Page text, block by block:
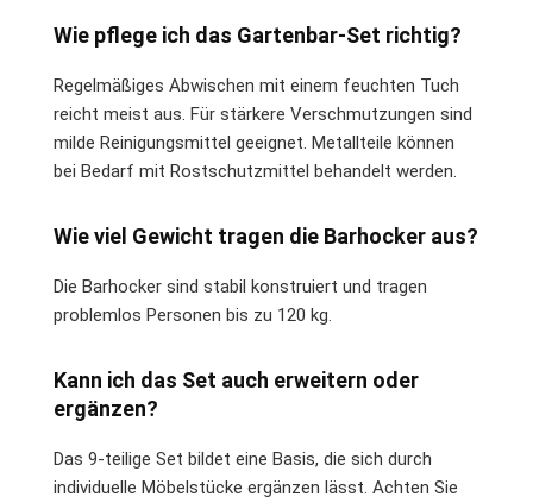
Wie pflege ich das Gartenbar-Set richtig?
Regelmäßiges Abwischen mit einem feuchten Tuch
reicht meist aus. Für stärkere Verschmutzungen sind
milde Reinigungsmittel geeignet. Metallteile können
bei Bedarf mit Rostschutzmittel behandelt werden.
Wie viel Gewicht tragen die Barhocker aus?
Die Barhocker sind stabil konstruiert und tragen
problemlos Personen bis zu 120 kg.
Kann ich das Set auch erweitern oder
ergänzen?
Das 9-teilige Set bildet eine Basis, die sich durch
individuelle Möbelstücke ergänzen lässt. Achten Sie